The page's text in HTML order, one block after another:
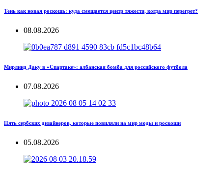
Тень как новая роскошь: куда смещается центр тяжести, когда мир перегрет?
08.08.2026
Мирлинд Даку в «Спартаке»: албанская бомба для российского футбола
07.08.2026
Пять сербских дизайнеров, которые повиляли на мир моды и роскоши
05.08.2026